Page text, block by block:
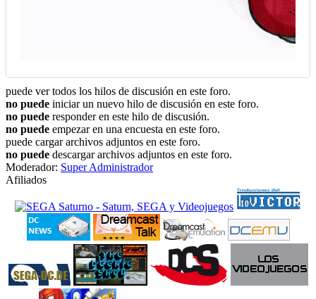
puede ver todos los hilos de discusión en este foro.
no puede iniciar un nuevo hilo de discusión en este foro.
no puede responder en este hilo de discusión.
no puede empezar en una encuesta en este foro.
puede cargar archivos adjuntos en este foro.
no puede descargar archivos adjuntos en este foro.
Moderador: Super Administrador
Afiliados